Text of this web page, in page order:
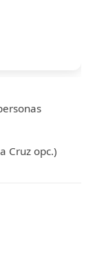
Cruz opc.)